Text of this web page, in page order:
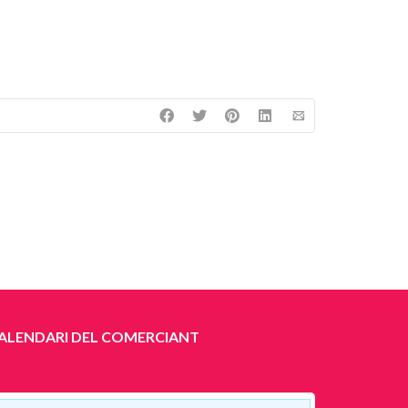
DEL COMERCIANT